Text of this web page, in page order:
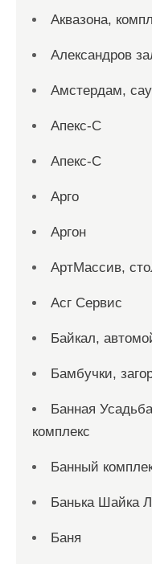
Аквазона,
Александров
Амстердам,
Апекс-С
Апекс-С
Арго
Аргон
АртМассив,
Асг Сервис
Байкал,
Бамбучки,
Банная
комплекс
Банный
Банька Шайка
Баня